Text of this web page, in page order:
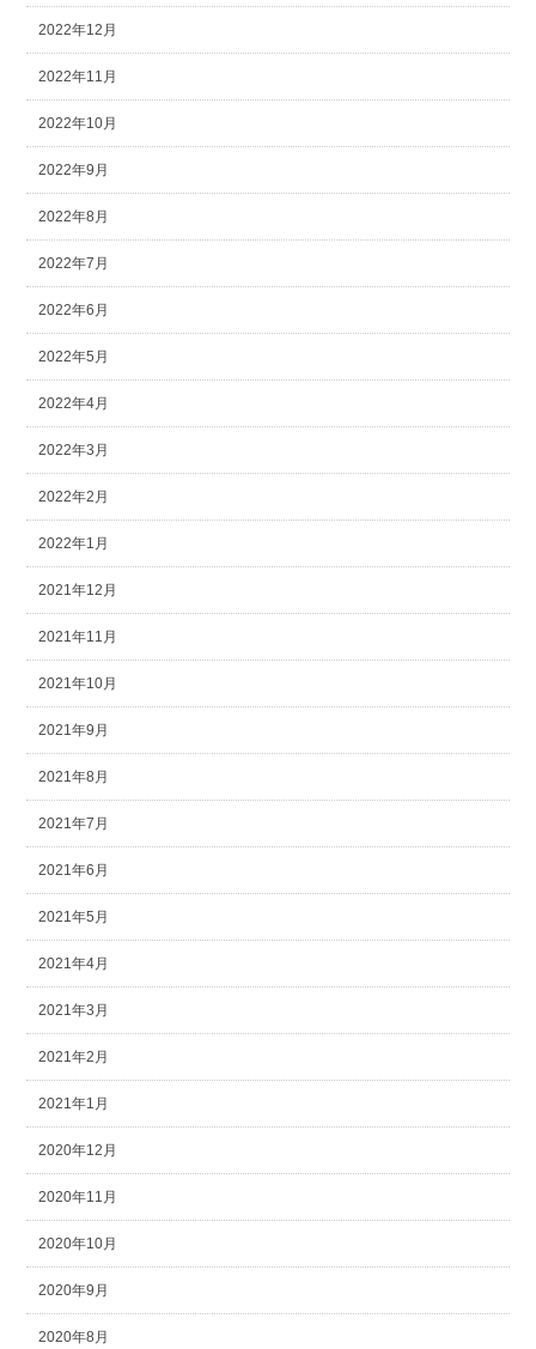
2022年12月
2022年11月
2022年10月
2022年9月
2022年8月
2022年7月
2022年6月
2022年5月
2022年4月
2022年3月
2022年2月
2022年1月
2021年12月
2021年11月
2021年10月
2021年9月
2021年8月
2021年7月
2021年6月
2021年5月
2021年4月
2021年3月
2021年2月
2021年1月
2020年12月
2020年11月
2020年10月
2020年9月
2020年8月